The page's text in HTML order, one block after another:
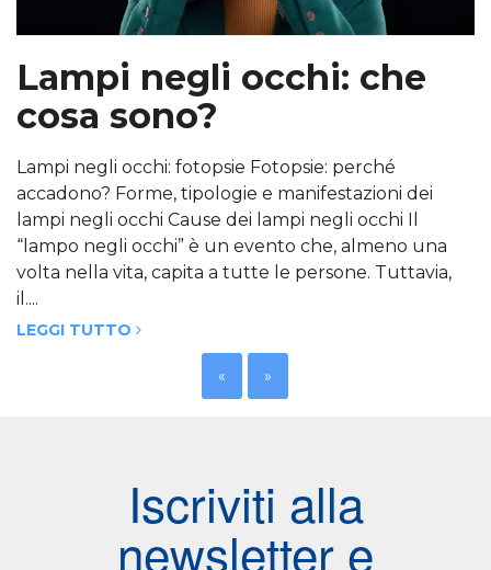
Lampi negli occhi: che
cosa sono?
Lampi negli occhi: fotopsie Fotopsie: perché
accadono? Forme, tipologie e manifestazioni dei
lampi negli occhi Cause dei lampi negli occhi Il
“lampo negli occhi” è un evento che, almeno una
volta nella vita, capita a tutte le persone. Tuttavia,
il....
LEGGI TUTTO
« »
Iscriviti alla
newsletter e